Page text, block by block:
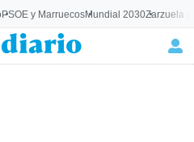
PSOE y MarruecosMundial 2030Zarzuela